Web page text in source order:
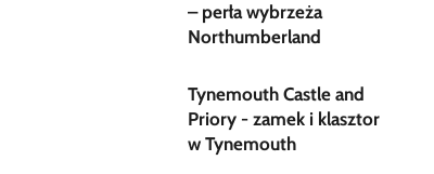
– perła wybrzeża
Northumberland
Tynemouth Castle and
Priory - zamek i klasztor
w Tynemouth